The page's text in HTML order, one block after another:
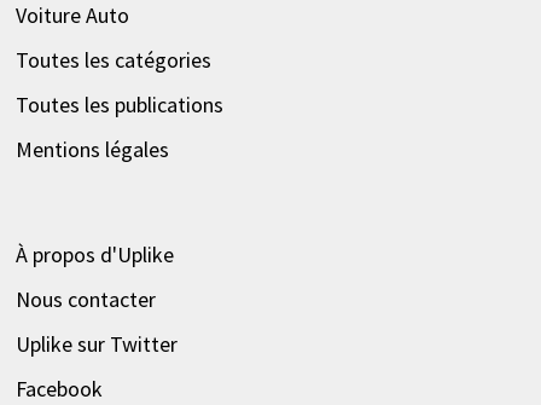
Voiture Auto
Toutes les catégories
Toutes les publications
Mentions légales
À propos d'Uplike
Nous contacter
Uplike sur Twitter
Facebook